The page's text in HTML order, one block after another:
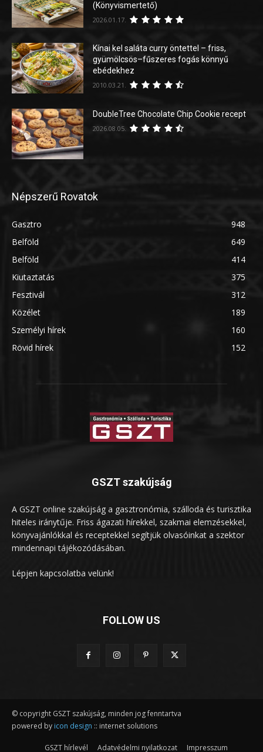
(Könyvismertető)
2026.01.17.
Kínai kel saláta curry öntettel – friss,
gyümölcsös–fűszeres fogás könnyű
ebédekhez
2010.03.21.
DoubleTree Chocolate Chip Cookie recept
2026.08.05.
Népszerű Rovatok
Gasztro
948
Belföld
649
Belföld
414
Kiutaztatás
375
Fesztivál
312
Közélet
189
Személyi hírek
160
Rövid hírek
152
GSZT szakújság
A GSZT online szakújság a gasztronómia, szálloda és turisztika
hiteles iránytűje. Friss ágazati hírekkel, szakmai elemzésekkel,
könyvajánlókkal és receptekkel segítjük olvasóinkat a szektor
mindennapi tájékozódásában.
Lépjen kapcsolatba velünk!
FOLLOW US
© copyright GSZT szakújság, minden jog fenntartva
powered by icon design :: internet solutions
GSZT hírlevél Adatvédelmi nyilatkozat Impresszum